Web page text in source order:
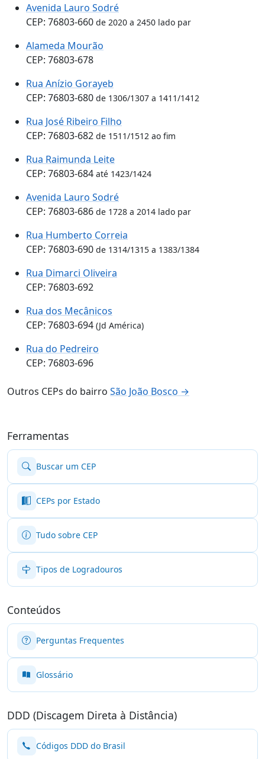
Avenida Lauro Sodré
CEP: 76803-660 de 2020 a 2450 lado par
Alameda Mourão
CEP: 76803-678
Rua Anízio Gorayeb
CEP: 76803-680 de 1306/1307 a 1411/1412
Rua José Ribeiro Filho
CEP: 76803-682 de 1511/1512 ao fim
Rua Raimunda Leite
CEP: 76803-684 até 1423/1424
Avenida Lauro Sodré
CEP: 76803-686 de 1728 a 2014 lado par
Rua Humberto Correia
CEP: 76803-690 de 1314/1315 a 1383/1384
Rua Dimarci Oliveira
CEP: 76803-692
Rua dos Mecânicos
CEP: 76803-694 (Jd América)
Rua do Pedreiro
CEP: 76803-696
Outros CEPs do bairro São João Bosco →
Ferramentas
Buscar um CEP
CEPs por Estado
Tudo sobre CEP
Tipos de Logradouros
Conteúdos
Perguntas Frequentes
Glossário
DDD (Discagem Direta à Distância)
Códigos DDD do Brasil